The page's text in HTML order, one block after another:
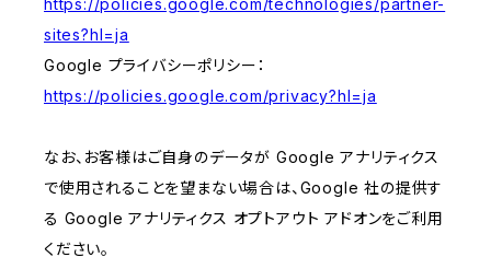
https://policies.google.com/technologies/partner-
sites?hl=ja
Google プライバシーポリシー：
https://policies.google.com/privacy?hl=ja
なお、お客様はご自身のデータが Google アナリティクス
で使用されることを望まない場合は、Google 社の提供す
る Google アナリティクス オプトアウト アドオンをご利用
ください。